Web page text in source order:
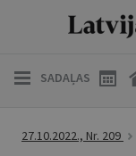
SADAĻAS
27.10.2022., Nr. 209